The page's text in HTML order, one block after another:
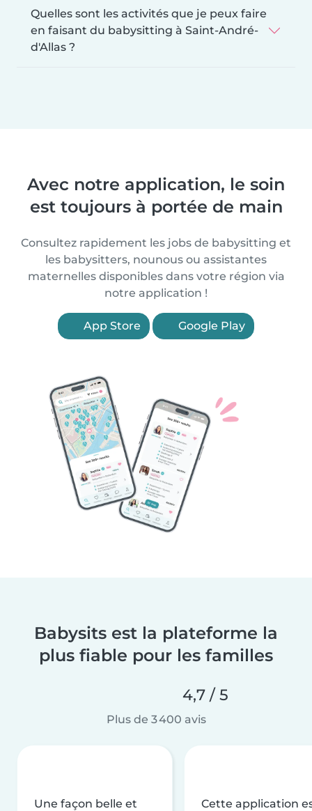
Quelles sont les activités que je peux faire
en faisant du babysitting à Saint-André-
d'Allas ?
Avec notre application, le soin
est toujours à portée de main
Consultez rapidement les jobs de babysitting et
les babysitters, nounous ou assistantes
maternelles disponibles dans votre région via
notre application !
App Store Google Play
Babysits est la plateforme la
plus fiable pour les familles
4,7 / 5
Plus de 3 400 avis
Une façon belle et
Cette application